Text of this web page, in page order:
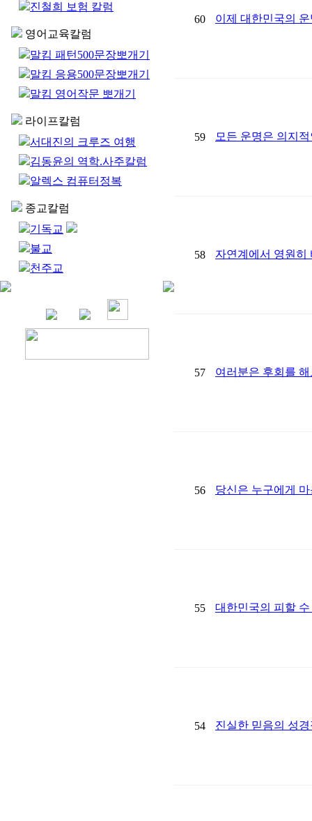
진철희 보험 칼럼
영어교육칼럼
말킴 패턴500문장뽀개기
말킴 응용500문장뽀개기
말킴 영어작문 뽀개기
라이프칼럼
서대진의 크루즈 여행
김동윤의 역학.사주칼럼
알렉스 컴퓨터정복
종교칼럼
기독교
불교
천주교
60 이제 대한민국의
59 모든 운명은 의지
58 자연계에서 영원히
57 여러분은 후회를
56 당신은 누구에게
55 대한민국의 피할
54 진실한 믿음의 성